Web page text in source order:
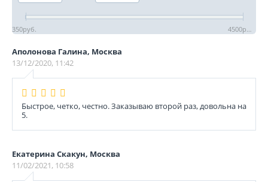
350руб. 4500руб.
Аполонова Галина, Москва
13/12/2020, 11:42
Быстрое, четко, честно. Заказываю второй раз, довольна на
5.
Екатерина Скакун, Москва
11/02/2021, 10:58